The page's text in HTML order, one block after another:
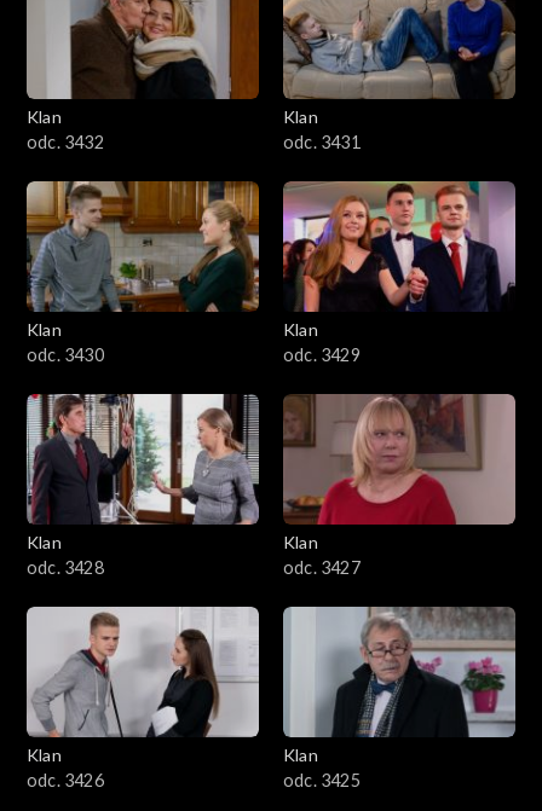
Klan
odc. 3432
Klan
odc. 3431
Klan
odc. 3430
Klan
odc. 3429
Klan
odc. 3428
Klan
odc. 3427
Klan
odc. 3426
Klan
odc. 3425